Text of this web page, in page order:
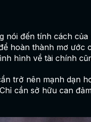
nói đến tính cách
hoàn thành mơ ước
hình về tài chính
trở nên mạnh dạn
cần sở hữu can